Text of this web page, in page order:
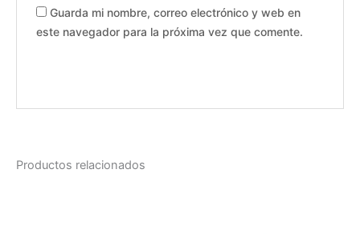
Guarda mi nombre, correo electrónico y web en
este navegador para la próxima vez que comente.
Productos relacionados